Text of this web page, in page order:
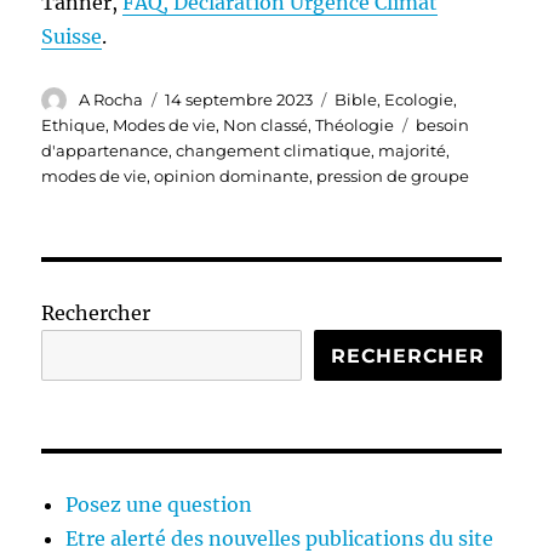
Suisse.
Auteur
A Rocha
Publié
le
14 septembre 2023 Catégories
Bible, Ecologie,
Ethique, Modes de vie, Non classé,Théologie Étiquettes
besoin
d'appartenance,changement climatique, majorité,
modes de vie,opinion dominante, pression de groupe
Rechercher
RECHERCHER
Posez une question
Etre alerté des nouvelles publications du site